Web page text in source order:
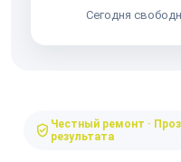
Сегодня
Честный ремонт ·
результата